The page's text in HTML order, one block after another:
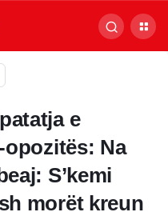
e
opozitës: Na
S’kemi
morët kreun